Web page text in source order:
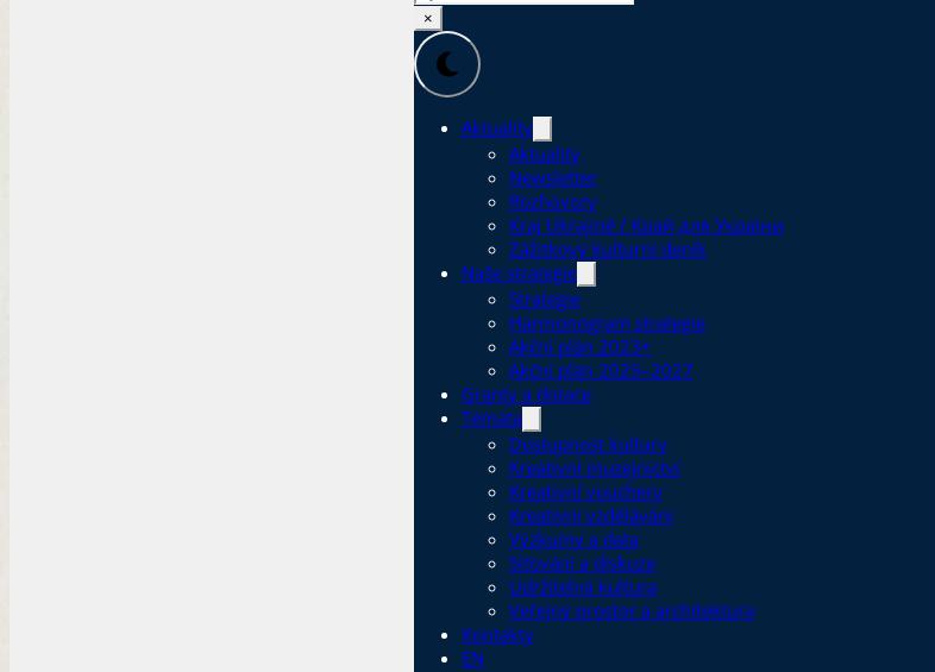
×
Aktuality
Aktuality
Newsletter
Rozhovory
Kraj Ukrajině / Край для України
Zážitkový kulturní deník
Naše strategie
Strategie
Harmonogram strategie
Akční plán 2023+
Akční plán 2025–2027
Granty a dotace
Témata
Dostupnost kultury
Kreativní muzejnictví
Kreativní vouchery
Kreativní vzdělávání
Výzkumy a data
Síťování a diskuze
Udržitelná kultura
Veřejný prostor a architektura
Kontakty
EN